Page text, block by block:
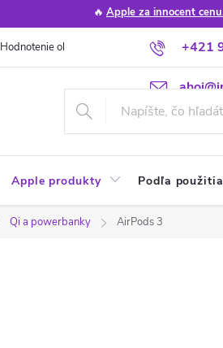
🔥 Apple za innocent
+421
Hodnotenie obchodu Poradňa Apple
Apple produkty Podľa použitia
Qi a powerbanky AirPods 3